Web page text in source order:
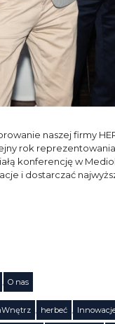
naszej firmy
rok
konferencję w
i dostarczać
, O nas
, herbeć ,